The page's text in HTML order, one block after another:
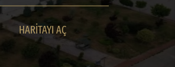
HARİTAYI AÇ